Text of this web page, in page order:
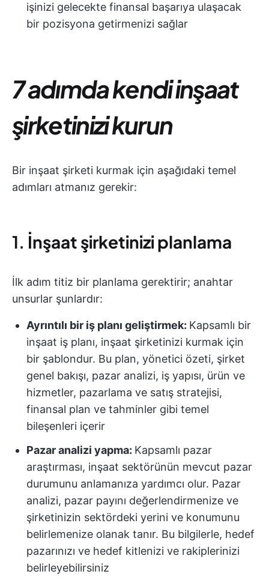
işinizi gelecekte finansal başarıya ulaşacak
bir pozisyona getirmenizi sağlar
7 adımda kendi inşaat
şirketinizi kurun
Bir inşaat şirketi kurmak için aşağıdaki temel
adımları atmanız gerekir:
1. İnşaat şirketinizi planlama
İlk adım titiz bir planlama gerektirir; anahtar
unsurlar şunlardır:
Ayrıntılı bir iş planı geliştirmek: Kapsamlı bir
inşaat iş planı, inşaat şirketinizi kurmak için
bir şablondur. Bu plan, yönetici özeti, şirket
genel bakışı, pazar analizi, iş yapısı, ürün ve
hizmetler, pazarlama ve satış stratejisi,
finansal plan ve tahminler gibi temel
bileşenleri içerir
Pazar analizi yapma: Kapsamlı pazar
araştırması, inşaat sektörünün mevcut pazar
durumunu anlamanıza yardımcı olur. Pazar
analizi, pazar payını değerlendirmenize ve
şirketinizin sektördeki yerini ve konumunu
belirlemenize olanak tanır. Bu bilgilerle, hedef
pazarınızı ve hedef kitlenizi ve rakiplerinizi
belirleyebilirsiniz